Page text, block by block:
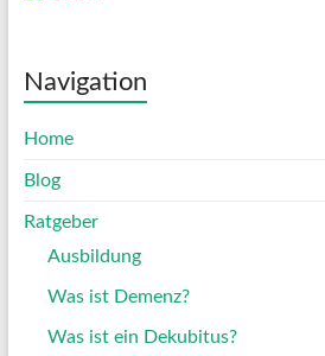
Navigation
Home
Blog
Ratgeber
Ausbildung
Was ist Demenz?
Was ist ein Dekubitus?